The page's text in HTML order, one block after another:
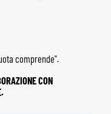
comprende".
CON